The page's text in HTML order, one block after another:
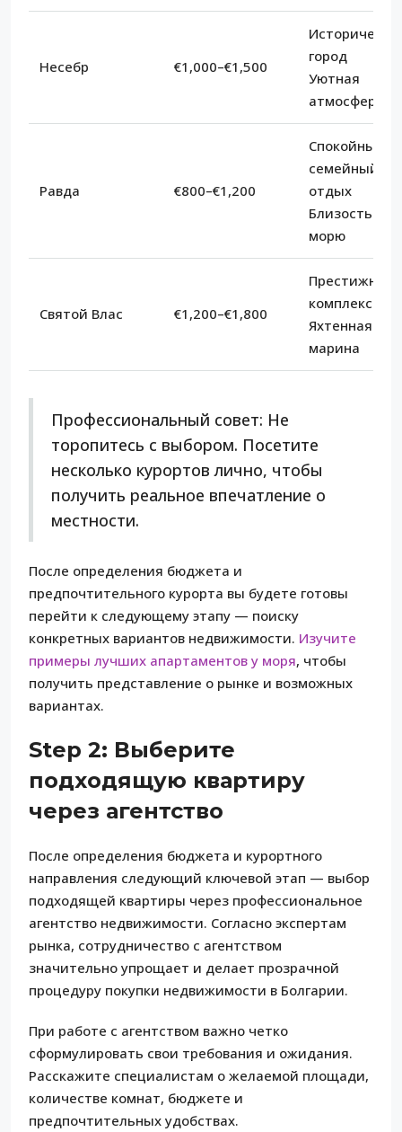
Несебр €1,000–€1,500
город
Уютная
атмосфера
Равда €800–€1,200
Спокойный
семейный
отдых
Близость к
морю
Святой Влас €1,200–€1,800
Престижные
комплексы
Яхтенная
марина
Профессиональный совет: Не
торопитесь с выбором. Посетите
несколько курортов лично, чтобы
получить реальное впечатление о
местности.
После определения бюджета и
предпочтительного курорта вы будете готовы
перейти к следующему этапу — поиску
конкретных вариантов недвижимости. Изучите
примеры лучших апартаментов у моря, чтобы
получить представление о рынке и возможных
вариантах.
Step 2: Выберите
подходящую квартиру
через агентство
После определения бюджета и курортного
направления следующий ключевой этап — выбор
подходящей квартиры через профессиональное
агентство недвижимости. Согласно экспертам
рынка, сотрудничество с агентством
значительно упрощает и делает прозрачной
процедуру покупки недвижимости в Болгарии.
При работе с агентством важно четко
сформулировать свои требования и ожидания.
Расскажите специалистам о желаемой площади,
количестве комнат, бюджете и
предпочтительных удобствах.